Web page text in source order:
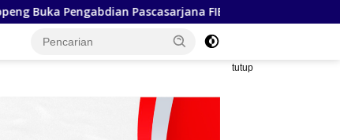
Unhas, Tegaskan Budaya sebagai Identitas dan Benteng
tutup